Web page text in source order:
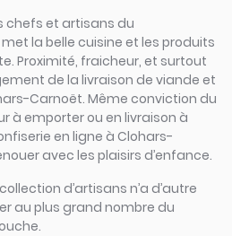
chefs et artisans du
la belle cuisine et les produits
Proximité, fraicheur, et surtout
de la livraison de viande et
Carnoët. Même conviction du
à emporter ou en livraison à
en ligne à Clohars-
avec les plaisirs d’enfance.
d’artisans n’a d’autre
au plus grand nombre du